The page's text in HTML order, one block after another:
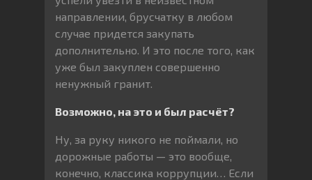
направлении, брусчатку в любом
случае придется закупать
дополнительно. И это после того, как
уже был закуплен совершенно
ненужный гранит.
Возможно, на это и был расчёт?
Ну, за руку никого не поймали, но
дорожные работы — это вообще,
конечно, классика коррупции… Если